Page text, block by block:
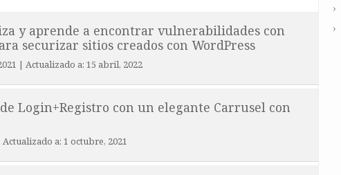
y aprende a encontrar vulnerabilidades con
securizar sitios creados con WordPress
| Actualizado a: 15 abril, 2022
Login+Registro con un elegante Carrusel con
Actualizado a: 1 octubre, 2021